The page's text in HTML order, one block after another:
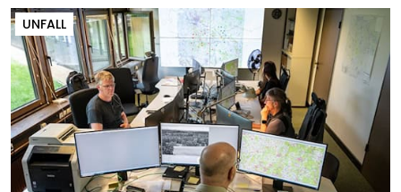
UNFALL